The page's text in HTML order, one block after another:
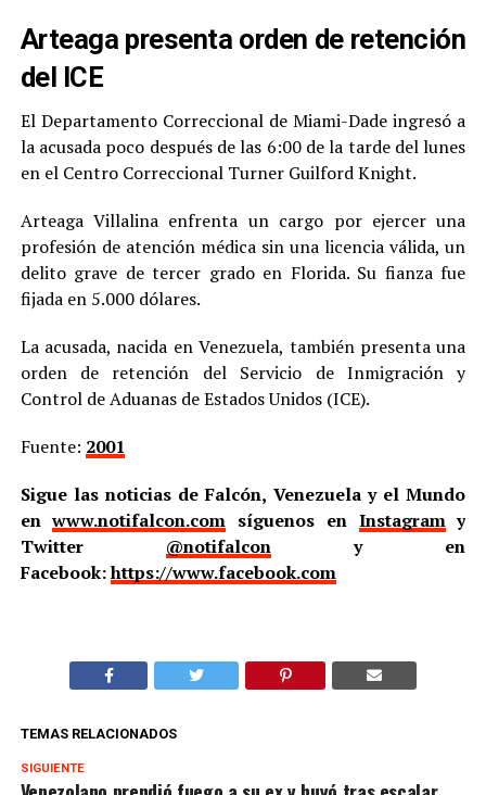
Arteaga presenta orden de retención
del ICE
El Departamento Correccional de Miami-Dade ingresó a
la acusada poco después de las 6:00 de la tarde del lunes
en el Centro Correccional Turner Guilford Knight.
Arteaga Villalina enfrenta un cargo por ejercer una
profesión de atención médica sin una licencia válida, un
delito grave de tercer grado en Florida. Su fianza fue
fijada en 5.000 dólares.
La acusada, nacida en Venezuela, también presenta una
orden de retención del Servicio de Inmigración y
Control de Aduanas de Estados Unidos (ICE).
Fuente: 2001
Sigue las noticias de Falcón, Venezuela y el Mundo
enwww.notifalcon.com síguenos en Instagramy
Twitter @notifalcony en
Facebook:https://www.facebook.com
TEMAS RELACIONADOS
SIGUIENTE